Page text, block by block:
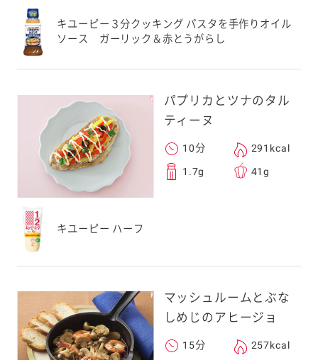
キユーピー３分クッキング パスタを手作りオイル
ソース ガーリック＆赤とうがらし
パプリカとツナのタル
ティーヌ
10分 291kcal
1.7g 41g
キユーピー ハーフ
マッシュルームとぶな
しめじのアヒージョ
15分 257kcal